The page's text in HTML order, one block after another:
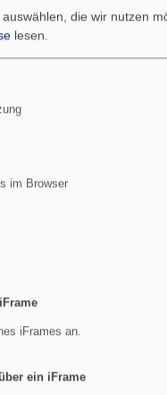
für Kinder - Naturgruppe
Hühnern, Enten,
Benötigen Sie über
statt. Die
die Möglichkeit die
aufzuhalten.
machen ebenfalls
Kirche oder der
zum Haupthaus und
die wir nutzen
lesen.
im Browser
iFrames an.
ein iFrame